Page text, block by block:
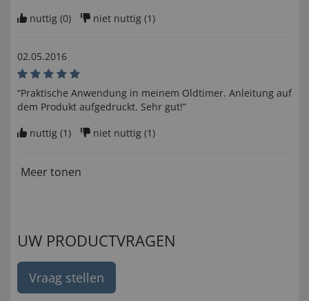
nuttig (0) niet nuttig (1)
02.05.2016
“Praktische Anwendung in meinem Oldtimer. Anleitung auf
dem Produkt aufgedruckt. Sehr gut!”
nuttig (1) niet nuttig (1)
Meer tonen
UW PRODUCTVRAGEN
Vraag stellen